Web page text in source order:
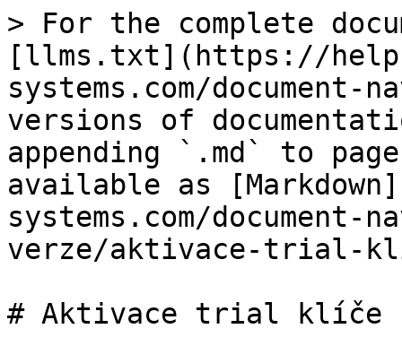
> For the complete
[llms.txt](https://
systems.com/
versions of
appending `.md` to
available as
systems.com/
verze/aktivace-trial-
# Aktivace trial klíče